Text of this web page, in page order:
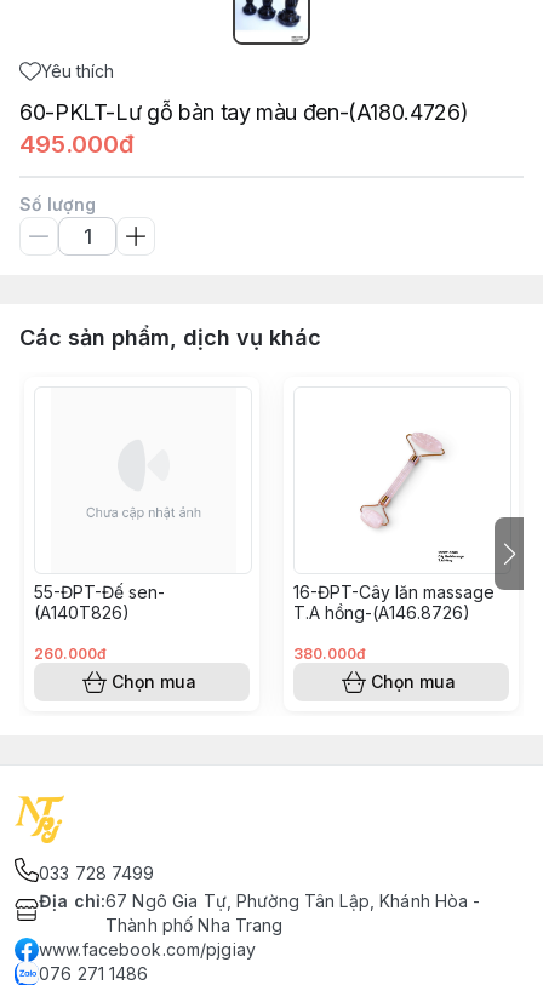
Yêu thích
60-PKLT-Lư gỗ bàn tay màu đen-(A180.4726)
495.000đ
Số lượng
Các sản phẩm, dịch vụ khác
55-ĐPT-Đế sen-
(A140T826)
260.000đ
Chọn mua
16-ĐPT-Cây lăn massage
T.A hồng-(A146.8726)
380.000đ
Chọn mua
033 728 7499
Địa chỉ:67 Ngô Gia Tự, Phường Tân Lập, Khánh Hòa -
Thành phố Nha Trang
www.facebook.com/pjgiay
076 271 1486